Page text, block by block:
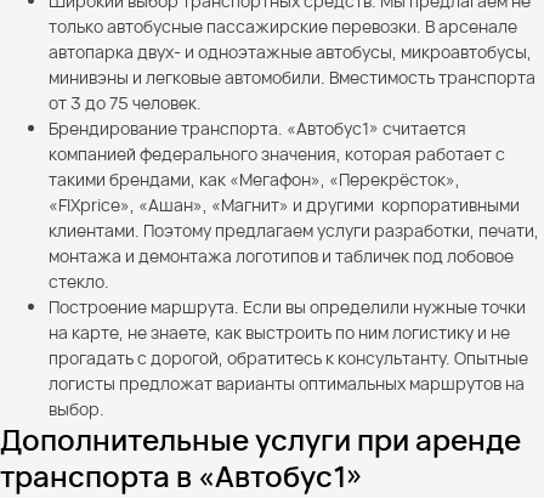
только автобусные пассажирские перевозки. В арсенале
автопарка двух- и одноэтажные автобусы, микроавтобусы,
минивэны и легковые автомобили. Вместимость транспорта
от 3 до 75 человек.
Брендирование транспорта. «Автобус1» считается
компанией федерального значения, которая работает с
такими брендами, как «Мегафон», «Перекрёсток»,
«FIXprice», «Ашан», «Магнит» и другими корпоративными
клиентами. Поэтому предлагаем услуги разработки, печати,
монтажа и демонтажа логотипов и табличек под лобовое
стекло.
Построение маршрута. Если вы определили нужные точки
на карте, не знаете, как выстроить по ним логистику и не
прогадать с дорогой, обратитесь к консультанту. Опытные
логисты предложат варианты оптимальных маршрутов на
выбор.
Дополнительные услуги при аренде
транспорта в «Автобус1»